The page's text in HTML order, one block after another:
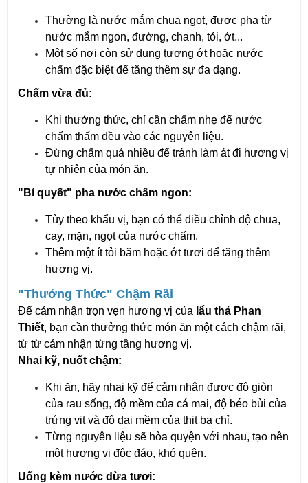
Thường là nước mắm chua ngọt, được pha từ
nước mắm ngon, đường, chanh, tỏi, ớt...
Một số nơi còn sử dụng tương ớt hoặc nước
chấm đặc biệt để tăng thêm sự đa dạng.
Chấm vừa đủ:
Khi thưởng thức, chỉ cần chấm nhẹ để nước
chấm thấm đều vào các nguyên liệu.
Đừng chấm quá nhiều để tránh làm át đi hương vị
tự nhiên của món ăn.
"Bí quyết" pha nước chấm ngon:
Tùy theo khẩu vị, bạn có thể điều chỉnh độ chua,
cay, mặn, ngọt của nước chấm.
Thêm một ít tỏi băm hoặc ớt tươi để tăng thêm
hương vị.
"Thưởng Thức" Chậm Rãi
Để cảm nhận trọn vẹn hương vị của lẩu thả Phan
Thiết, bạn cần thưởng thức món ăn một cách chậm rãi,
từ từ cảm nhận từng tầng hương vị.
Nhai kỹ, nuốt chậm:
Khi ăn, hãy nhai kỹ để cảm nhận được độ giòn
của rau sống, độ mềm của cá mai, độ béo bùi của
trứng vịt và độ dai mềm của thịt ba chỉ.
Từng nguyên liệu sẽ hòa quyện với nhau, tạo nên
một hương vị độc đáo, khó quên.
Uống kèm nước dừa tươi: